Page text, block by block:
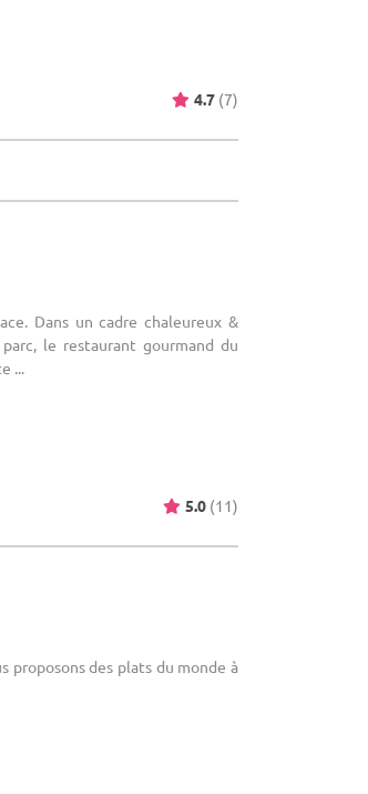
4.7 (7)
Dans un cadre chaleureux &
le restaurant gourmand du
...
5.0 (11)
proposons des plats du monde à